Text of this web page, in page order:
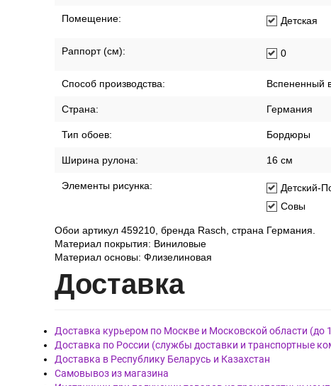
Помещение: Детская
Раппорт (см): 0
Способ производства: Вспененный
Страна: Германия
Тип обоев: Бордюры
Ширина рулона: 16 см
Элементы рисунка:
Детский-
Совы
Обои артикул 459210, бренда Rasch, страна Германия.
Материал покрытия: Виниловые
Материал основы: Флизелиновая
Доставка
Доставка курьером по Москве и Московской области
Доставка по России (службы доставки и транспортные
Доставка в Республику Беларусь и Казахстан
Самовывоз из магазина